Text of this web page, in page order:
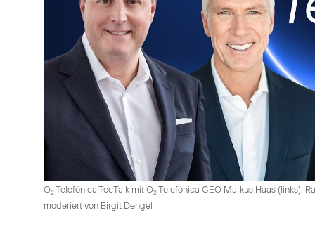
O2Telefónica TecTalk mit O2Telefónica CEO Markus Haas (links),
moderiert von Birgit Dengel